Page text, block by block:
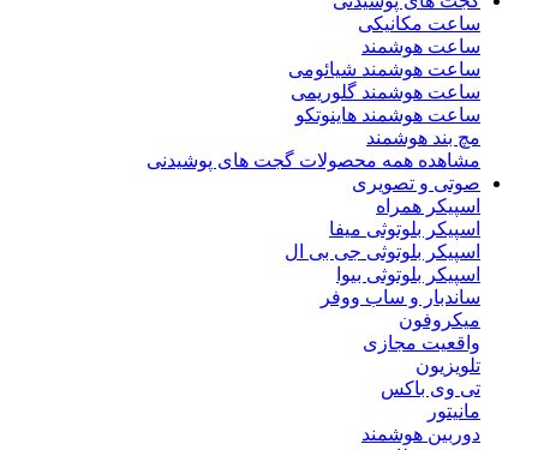
ساعت مکانیکی
ساعت هوشمند
ساعت هوشمند شیائومی
ساعت هوشمند گلوریمی
ساعت هوشمند هاینوتکو
مچ بند هوشمند
مشاهده همه محصولات گجت های پوشیدنی
صوتی و تصویری
اسپیکر همراه
اسپیکر بلوتوثی میفا
اسپیکر بلوتوثی جی بی ال
اسپیکر بلوتوثی بیوا
ساندبار و ساب ووفر
میکروفون
واقعیت مجازی
تلویزیون
تی وی باکس
مانیتور
دوربین هوشمند